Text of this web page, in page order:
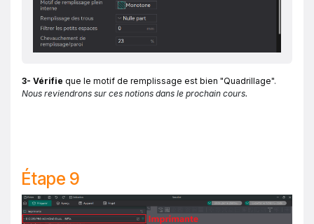
3- Vérifie que le motif de remplissage est bien "Quadrillage".
Nous reviendrons sur ces notions dans le prochain cours.
Étape 9